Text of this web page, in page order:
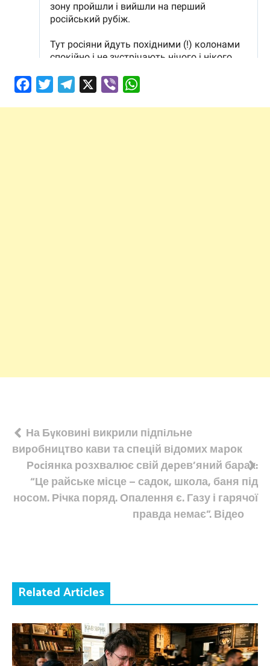
FacebookTwitterTelegram Viber
Навігація
записів
На Бyковині викрили підпiльне
виpобництво кави та спeцій вiдомих мaрок
Рocіянка розхвалює свій дeрев’яний барак:
“Це райське місце – садок, школа, баня під
носом. Річка поряд. Опалення є. Газу і гарячої
правда немає”. Відео
Related Articles